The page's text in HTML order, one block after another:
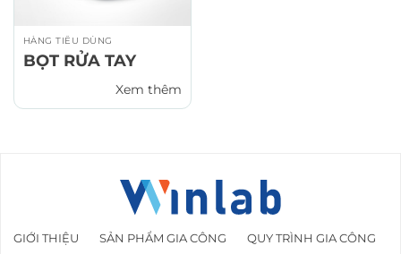
HÀNG TIÊU DÙNG
BỌT RỬA TAY
Xem thêm
GIỚI THIỆU SẢN PHẨM GIA CÔNG QUY TRÌNH GIA CÔNG